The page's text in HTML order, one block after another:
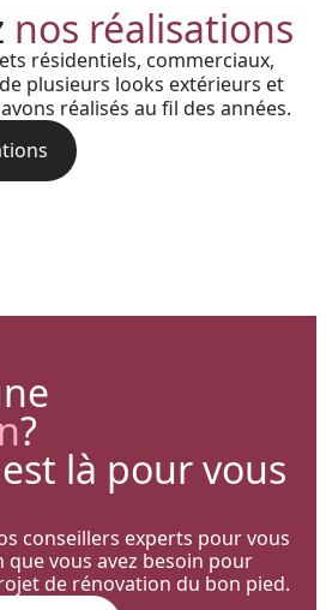
nos réalisations
résidentiels, commerciaux,
plusieurs looks extérieurs et
réalisés au fil des années.
Nouveau-
côtier et
avec nos
en PVC
et précision
détail
prend vie grâce à
haut de gamme
résidence :
style bois et de la
aluminium pour
?
là pour vous
conseillers experts pour vous
vous avez besoin pour
de rénovation du bon pied.